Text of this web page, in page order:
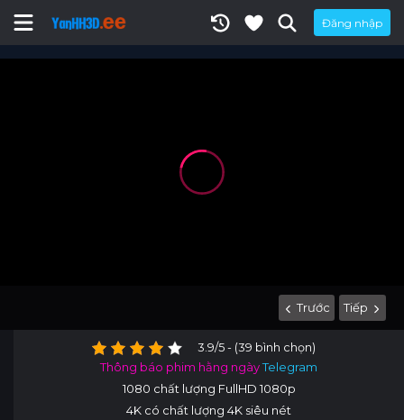
Đăng nhập
Trước Tiếp
3.9/5 - (39 bình chọn)
Thông báo phim hằng ngàyTelegram
1080 chất lượng FullHD 1080p
4K có chất lượng 4K siêu nét